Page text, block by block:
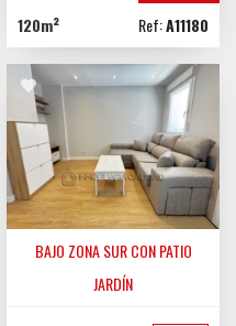
120m² Ref:A11180
BAJO ZONA SUR CON PATIO
JARDÍN